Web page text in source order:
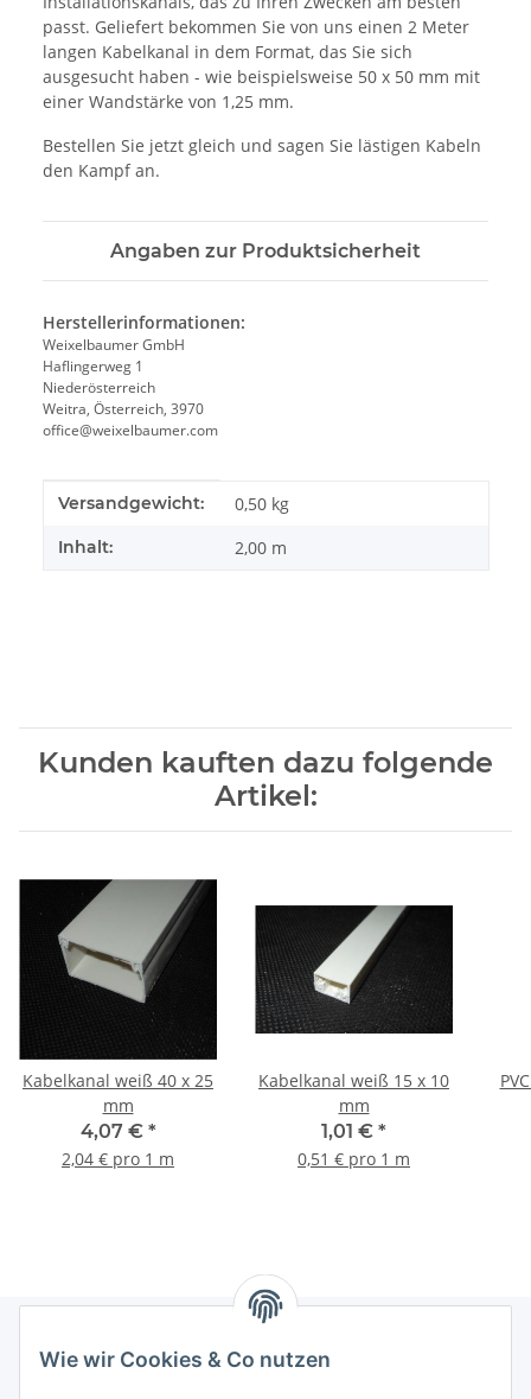
Wie wir Cookies & Co nutzen
passt. Geliefert bekommen Sie von uns einen 2 Meter
langen Kabelkanal in dem Format, das Sie sich
ausgesucht haben - wie beispielsweise 50 x 50 mm mit
einer Wandstärke von 1,25 mm.
Bestellen Sie jetzt gleich und sagen Sie lästigen Kabeln
den Kampf an.
Angaben zur Produktsicherheit
Herstellerinformationen:
Weixelbaumer GmbH
Haflingerweg 1
Niederösterreich
Weitra, Österreich, 3970
office@weixelbaumer.com
Produkteigenschaft
Wert
Versandgewicht: 0,50 kg
Inhalt: 2,00 m
Kunden kauften dazu folgende
Artikel:
Kabelkanal weiß 40 x 25
mm
4,07 € *
2,04 € pro 1 m
Kabelkanal weiß 15 x 10
mm
1,01 € *
0,51 € pro 1 m